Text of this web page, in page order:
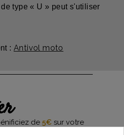
type « U » peut s'utiliser
: Antivol moto
de 5€ sur votre